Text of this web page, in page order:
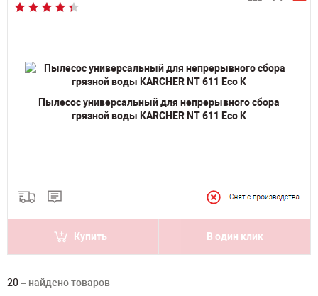
Пылесос универсальный для непрерывного сбора
грязной воды KARCHER NT 611 Eco K
Купить В один клик
20– найдено товаров